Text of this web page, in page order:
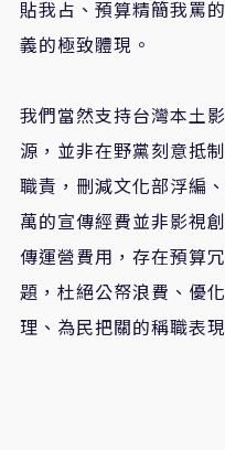
貼我占、預算精簡我罵
義的極致體現。
我們當然支持台灣本土
源，並非在野黨刻意抵
職責，刪減文化部浮編
萬的宣傳經費並非影視
傳運營費用，存在預算
題，杜絕公帑浪費、優
理、為民把關的稱職表現